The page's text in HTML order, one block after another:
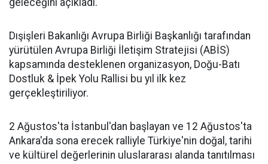
Dışişleri Bakanlığı Avrupa Birliği Başkanlığı tarafından
yürütülen Avrupa Birliği İletişim Stratejisi (ABİS)
kapsamında desteklenen organizasyon, Doğu-Batı
Dostluk & İpek Yolu Rallisi bu yıl ilk kez
gerçekleştiriliyor.
2 Ağustos'ta İstanbul'dan başlayan ve 12 Ağustos'ta
Ankara'da sona erecek ralliyle Türkiye'nin doğal, tarihi
ve kültürel değerlerinin uluslararası alanda tanıtılması